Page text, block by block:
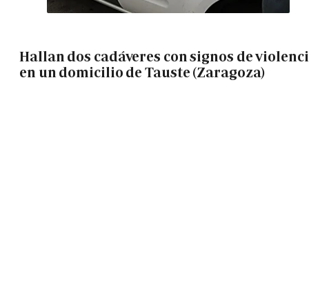
Hallan dos cadáveres con signos de
en un domicilio de Tauste (Zaragoza)